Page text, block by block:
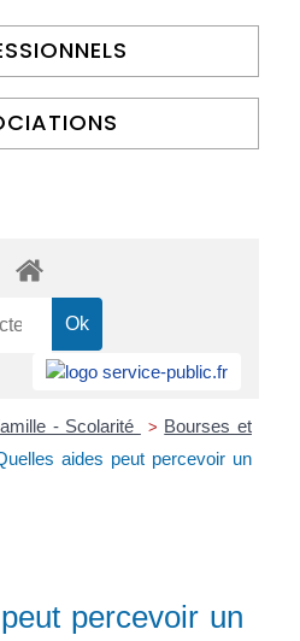
- Scolarité > Bourses et
aides peut percevoir un
percevoir un